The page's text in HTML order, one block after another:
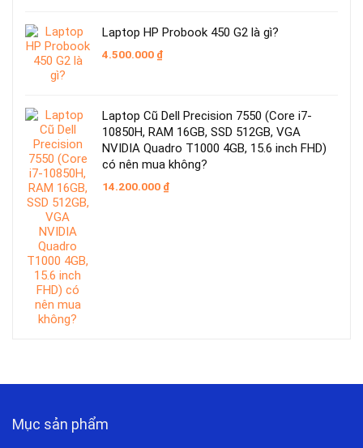
Laptop HP Probook 450 G2 là gì?
4.500.000 ₫
Laptop Cũ Dell Precision 7550 (Core i7-
10850H, RAM 16GB, SSD 512GB, VGA
NVIDIA Quadro T1000 4GB, 15.6 inch FHD)
có nên mua không?
14.200.000 ₫
Mục sản phẩm